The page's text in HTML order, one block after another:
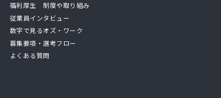
福利厚生 制度や取り組み
従業員インタビュー
数字で見るオズ・ワーク
募集要項・選考フロー
よくある質問